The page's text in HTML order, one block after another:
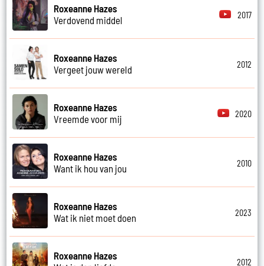
Roxeanne Hazes
Verdovend middel
2017
Roxeanne Hazes
Vergeet jouw wereld
2012
Roxeanne Hazes
Vreemde voor mij
2020
Roxeanne Hazes
Want ik hou van jou
2010
Roxeanne Hazes
Wat ik niet moet doen
2023
Roxeanne Hazes
2012